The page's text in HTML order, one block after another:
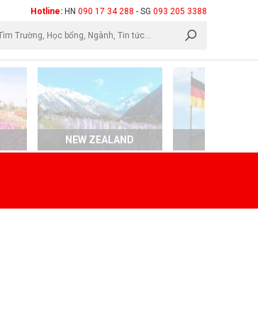
Hotline: HN 090 17 34 288 - SG 093 205 3388
NEW ZEALAND